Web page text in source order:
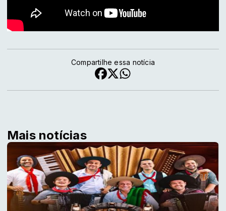
Compartilhe essa notícia
Mais notícias